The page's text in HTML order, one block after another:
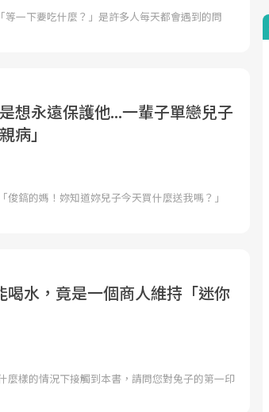
等一下要吃什麼？」是許多人每天都會遇到的問
想永遠保護他...一輩子單戀兒子
病」
鎬的媽！妳知道妳兒子今天買什麼送我嗎？」
喝水，竟是一個商人維持「迷你
麼樣的情況下接觸到本書，請問您對兔子的第一印